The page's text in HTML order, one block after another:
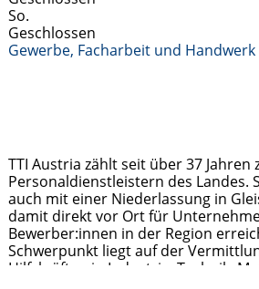
So.
Geschlossen
Gewerbe, Facharbeit und Handwerk
TTI Austria zählt seit über 37
Personaldienstleistern des Landes.
auch mit einer Niederlassung in
damit direkt vor Ort für
Bewerber:innen in der Region
Schwerpunkt liegt auf der
Hilfskräften in Industrie, Technik,